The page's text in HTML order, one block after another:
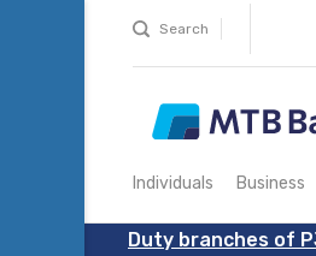
Search
Individuals Business
Duty branches of